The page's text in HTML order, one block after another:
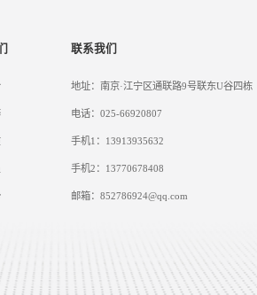
联系我们
地址：南京·江宁区通联路9号联东U谷四栋
电话：025-66920807
手机1：13913935632
手机2：13770678408
邮箱：852786924@qq.com